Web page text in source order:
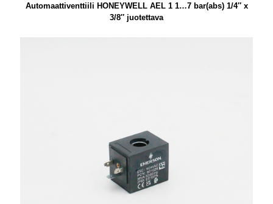
Automaattiventtiili HONEYWELL AEL 1 1…7 bar(abs) 1/4″ x
3/8″ juotettava